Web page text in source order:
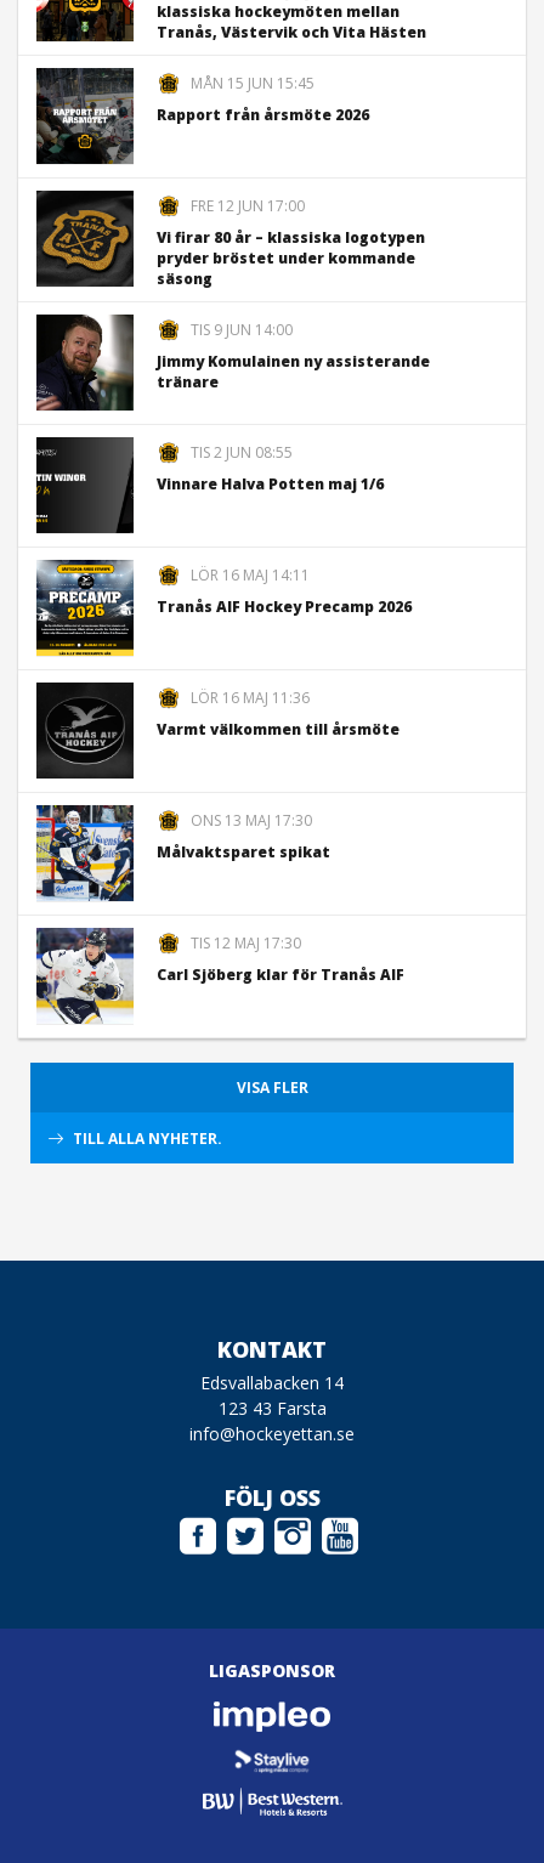
klassiska hockeymöten mellan
Tranås, Västervik och Vita Hästen
MÅN 15 JUN 15:45
Rapport från årsmöte 2026
FRE 12 JUN 17:00
Vi firar 80 år – klassiska logotypen
pryder bröstet under kommande
säsong
TIS 9 JUN 14:00
Jimmy Komulainen ny assisterande
tränare
TIS 2 JUN 08:55
Vinnare Halva Potten maj 1/6
LÖR 16 MAJ 14:11
Tranås AIF Hockey Precamp 2026
LÖR 16 MAJ 11:36
Varmt välkommen till årsmöte
ONS 13 MAJ 17:30
Målvaktsparet spikat
TIS 12 MAJ 17:30
Carl Sjöberg klar för Tranås AIF
VISA FLER
TILL ALLA NYHETER.
KONTAKT
Edsvallabacken 14
123 43 Farsta
info@hockeyettan.se
FÖLJ OSS
LIGASPONSOR